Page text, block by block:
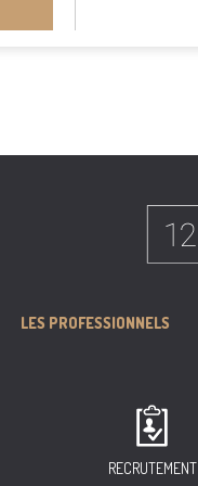
LES PROFESSIONNELS
RECRUTEMENT